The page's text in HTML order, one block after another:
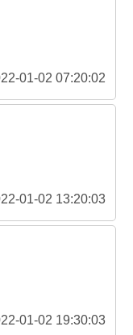
01-02 07:20:02
01-02 13:20:03
01-02 19:30:03